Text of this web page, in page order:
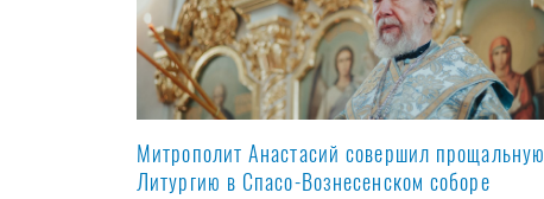
Митрополит Анастасий совершил прощальную
Литургию в Спасо-Вознесенском соборе